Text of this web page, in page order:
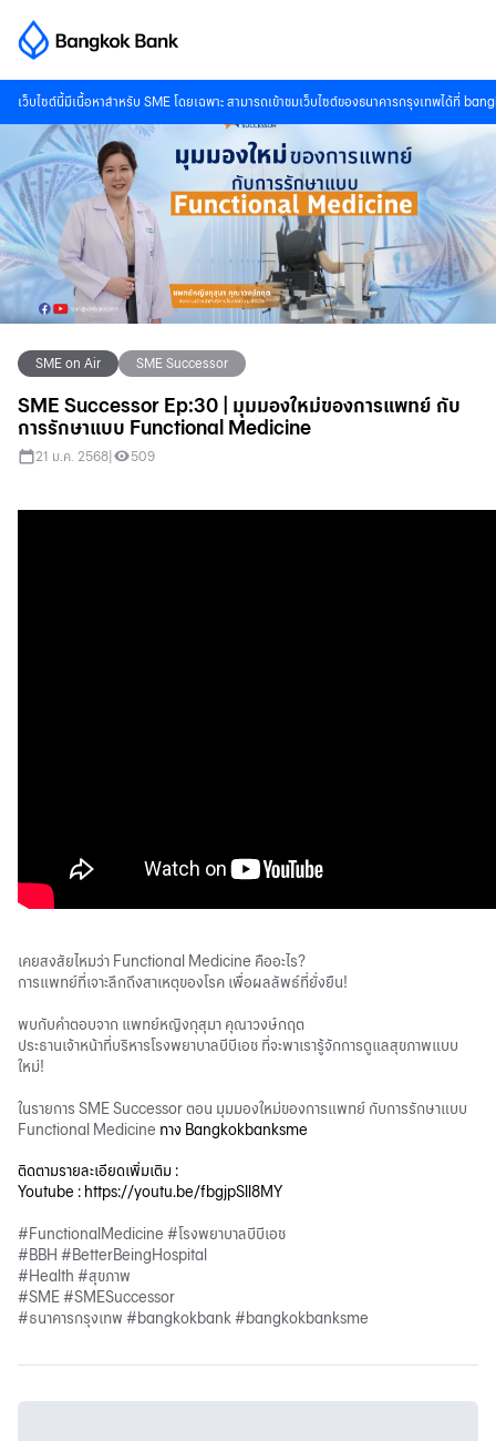
เว็บไซต์นี้มีเนื้อหาสำหรับ SME โดยเฉพาะ สามารถเข้าชมเว็บไซต์ของธนาคารกรุงเทพได้ที่
SME on Air SME Successor
SME Successor Ep:30 | มุมมองใหม่ของการแพทย์ กับ
การรักษาแบบ Functional Medicine
21 ม.ค. 2568| 509
เคยสงสัยไหมว่า Functional Medicine คืออะไร?
การแพทย์ที่เจาะลึกถึงสาเหตุของโรค เพื่อผลลัพธ์ที่ยั่งยืน!
พบกับคำตอบจาก แพทย์หญิงกุสุมา คุณาวงษ์กฤต
ประธานเจ้าหน้าที่บริหารโรงพยาบาลบีบีเอช ที่จะพาเรารู้จักการดูแลสุขภาพแบบ
ใหม่!
ในรายการ SME Successor ตอน มุมมองใหม่ของการแพทย์ กับการรักษาแบบ
Functional Medicine ทาง Bangkokbanksme
ติดตามรายละเอียดเพิ่มเติม :
Youtube : https://youtu.be/fbgjpSll8MY
#FunctionalMedicine #โรงพยาบาลบีบีเอช
#BBH #BetterBeingHospital
#Health #สุขภาพ
#SME #SMESuccessor
#ธนาคารกรุงเทพ #bangkokbank #bangkokbanksme